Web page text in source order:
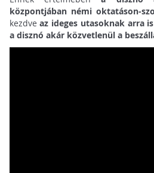
központjában némi oktatáson-
kezdveaz ideges utasoknak arra
a disznó akár közvetlenül a